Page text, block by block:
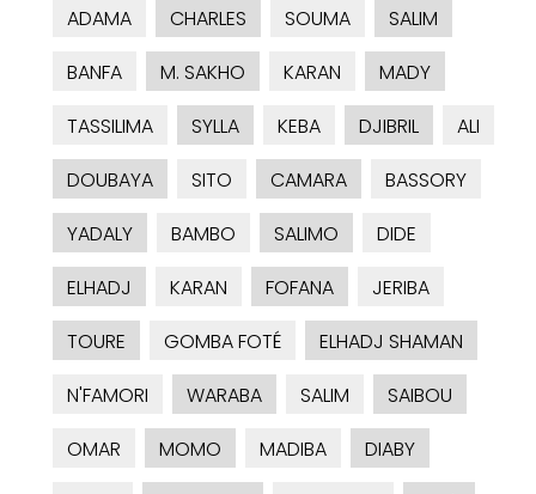
ADAMA CHARLES SOUMA
SALIM
BANFA
M. SAKHO KARAN
MADY
TASSILIMA
SYLLA KEBA DJIBRIL
ALI
DOUBAYA
SITO CAMARA
BASSORY
YADALY
BAMBO SALIMO
DIDE
ELHADJ
KARAN FOFANA
JERIBA
TOURE
GOMBA FOTÉ
ELHADJ SHAMAN
N'FAMORI
WARABA SALIM
SAIBOU
OMAR
MOMO MADIBA
DIABY